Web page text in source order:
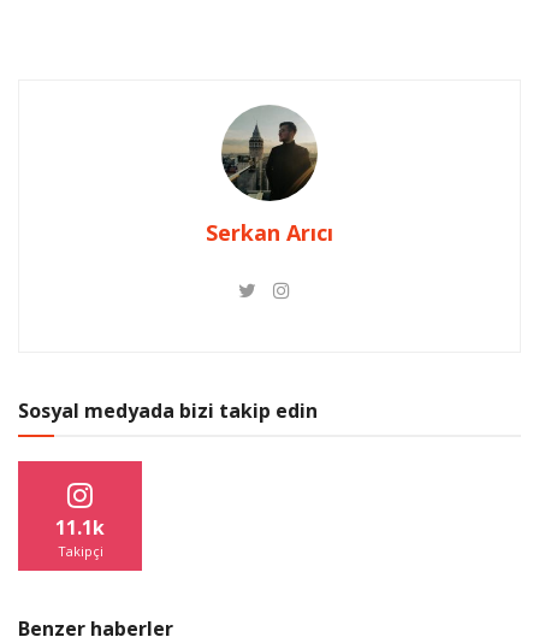
Serkan Arıcı
Sosyal medyada bizi takip edin
11.1k
Takipçi
Benzer haberler